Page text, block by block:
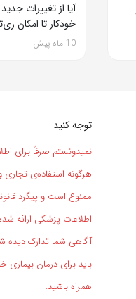
آیا از تغییرات
خودکار تا امکان
10 ماه پیش
توجه کنید
نمیدونستم صرفاً برای
هرگونه استفاده‌ی تجاری
ممنوع است و پیگرد
اطلاعات پزشکی ارائه
آگاهی شما تدارک دیده
باید برای درمان
همراه باشید.